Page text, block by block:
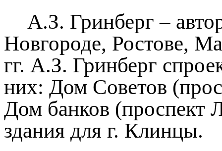
А.З. Гринберг –
Новгороде, Ростове,
гг. А.З. Гринберг
них: Дом Советов
Дом банков (проспект
здания для г. Клинцы.